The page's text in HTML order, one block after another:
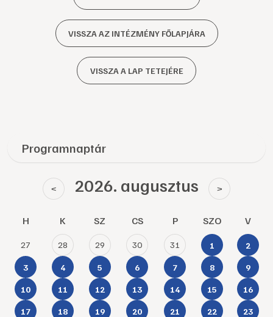
VISSZA AZ INTÉZMÉNY FŐLAPJÁRA
VISSZA A LAP TETEJÉRE
Programnaptár
< 2026. augusztus >
H K SZ CS P SZO V
27 28 29 30 31 1 2
3 4 5 6 7 8 9
10 11 12 13 14 15 16
17 18 19 20 21 22 23